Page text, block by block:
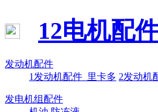
12电机配
发动机配件
1发动机配件_里卡多 2发动机
发电机组配件